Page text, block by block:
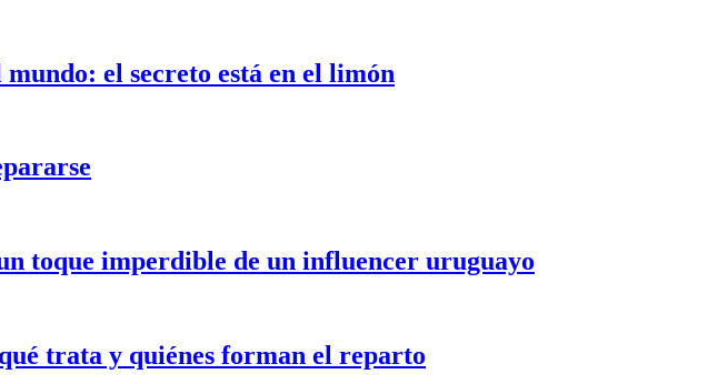
el secreto está en el limón
toque imperdible de un influencer uruguayo
trata y quiénes forman el reparto